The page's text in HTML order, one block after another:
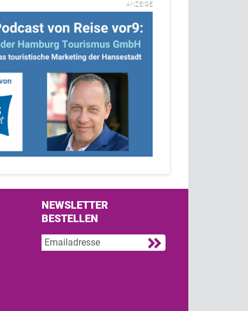
ANZEIGE
Facebook
on Twitter
NEWSLETTER
BESTELLEN